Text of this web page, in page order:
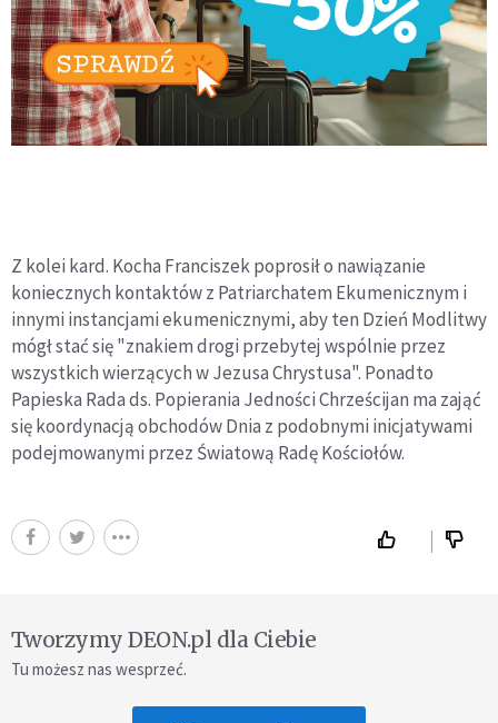
Z kolei kard. Kocha Franciszek poprosił o nawiązanie
koniecznych kontaktów z Patriarchatem Ekumenicznym i
innymi instancjami ekumenicznymi, aby ten Dzień Modlitwy
mógł stać się "znakiem drogi przebytej wspólnie przez
wszystkich wierzących w Jezusa Chrystusa". Ponadto
Papieska Rada ds. Popierania Jedności Chrześcijan ma zająć
się koordynacją obchodów Dnia z podobnymi inicjatywami
podejmowanymi przez Światową Radę Kościołów.
Tworzymy DEON.pl dla Ciebie
Tu możesz nas wesprzeć.